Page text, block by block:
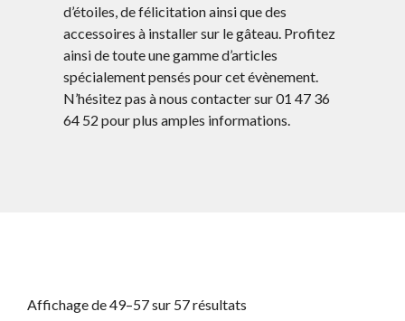
d’étoiles, de félicitation ainsi que des
accessoires à installer sur le gâteau. Profitez
ainsi de toute une gamme d’articles
spécialement pensés pour cet évènement.
N’hésitez pas à nous contacter sur 01 47 36
64 52 pour plus amples informations.
Affichage de 49–57 sur 57 résultats